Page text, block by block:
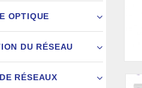
OPTIQUE
DU RÉSEAU
RÉSEAUX